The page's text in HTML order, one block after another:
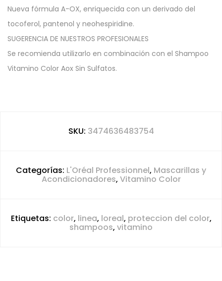
Nueva fórmula A-OX, enriquecida con un derivado del
tocoferol, pantenol y neohespiridine.
SUGERENCIA DE NUESTROS PROFESIONALES
Se recomienda utilizarlo en combinación con el Shampoo
Vitamino Color Aox Sin Sulfatos.
SKU: 3474636483754
Categorías: L'Oréal Professionnel, Mascarillas y
Acondicionadores, Vitamino Color
Etiquetas: color, linea, loreal, proteccion del color,
shampoos, vitamino